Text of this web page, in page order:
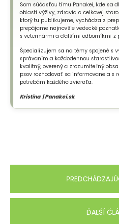
Som súčasťou tímu Panakei, kde sa
oblasti výživy, zdravia a celkovej
ktorý tu publikujeme, vychádza z
prepájame najnovšie vedecké
s veterinármi a ďalšími odborníkmi z
Špecializujem sa na témy spojené s
správaním a každodennou
kvalitný, overený a zrozumiteľný
psov rozhodovať sa informovane a s
potrebám každého zvieraťa.
Kristína | Panakei.sk
ĎALŠÍ